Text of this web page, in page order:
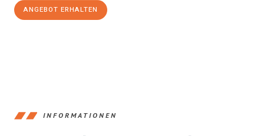
ANGEBOT ERHALTEN
INFORMATIONEN